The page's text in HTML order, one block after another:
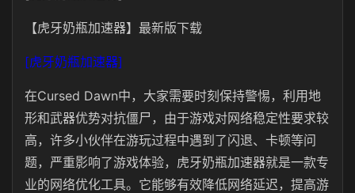
【虎牙奶瓶加速器】最新版下载
[虎牙奶瓶加速器]
在Cursed Dawn中，大家需要时刻保持警惕，利用地
形和武器优势对抗僵尸，由于游戏对网络稳定性要求较
高，许多小伙伴在游玩过程中遇到了闪退、卡顿等问
题，严重影响了游戏体验，虎牙奶瓶加速器就是一款专
业的网络优化工具。它能够有效降低网络延迟，提高游